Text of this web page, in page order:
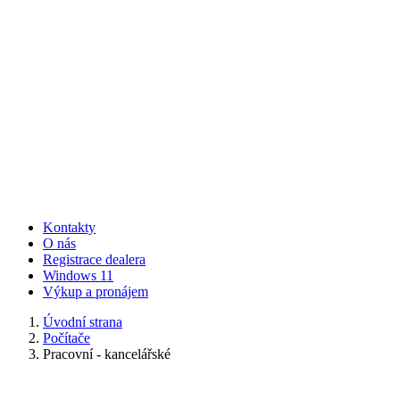
Kontakty
O nás
Registrace dealera
Windows 11
Výkup a pronájem
Úvodní strana
Počítače
Pracovní - kancelářské